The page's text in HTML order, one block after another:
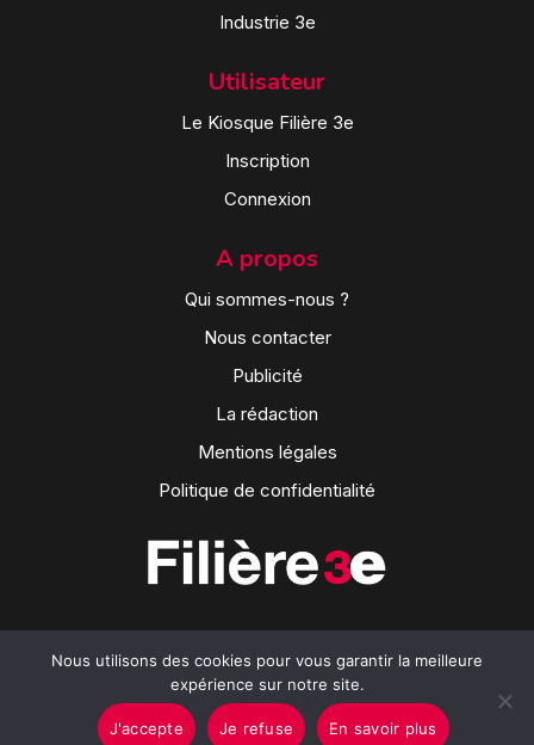
Industrie 3e
Utilisateur
Le Kiosque Filière 3e
Inscription
Connexion
A propos
Qui sommes-nous ?
Nous contacter
Publicité
La rédaction
Mentions légales
Politique de confidentialité
Nous utilisons des cookies pour vous garantir la meilleure
expérience sur notre site.
J'accepte Je refuse En savoir plus